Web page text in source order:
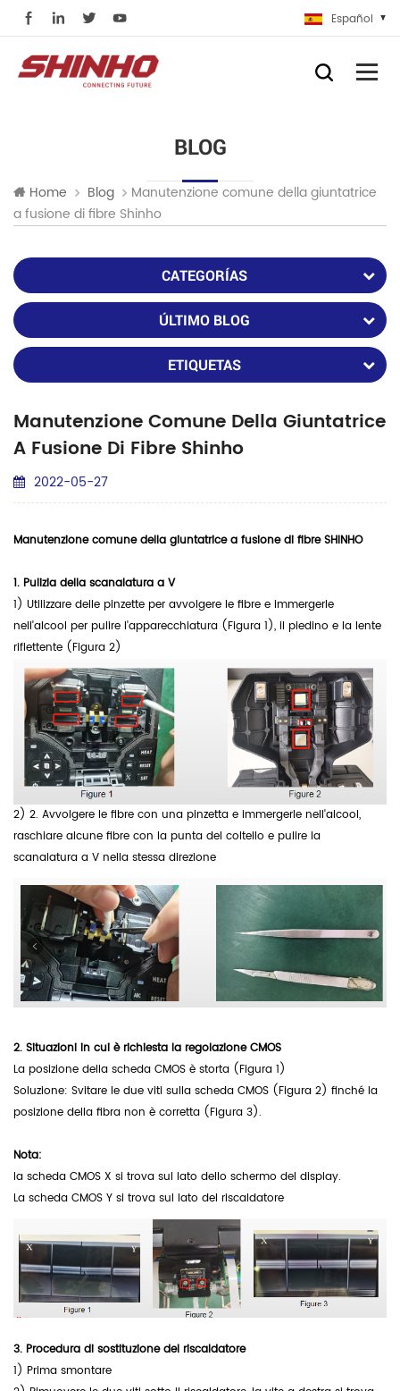
Español
BLOG
Home Blog
Manutenzione comune della giuntatrice
a fusione di fibre Shinho
CATEGORÍAS
ÚLTIMO BLOG
ETIQUETAS
Manutenzione Comune Della Giuntatrice
A Fusione Di Fibre Shinho
2022-05-27
Manutenzione comune della giuntatrice a fusione di fibre SHINHO
1. Pulizia della scanalatura a V
1) Utilizzare delle pinzette per avvolgere le fibre e immergerle
nell'alcool per pulire l'apparecchiatura (Figura 1), il piedino e la lente
riflettente (Figura 2)
2) 2. Avvolgere le fibre con una pinzetta e immergerle nell'alcool,
raschiare alcune fibre con la punta del coltello e pulire la
scanalatura a V nella stessa direzione
2. Situazioni in cui è richiesta la regolazione CMOS
La posizione della scheda CMOS è storta (Figura 1)
Soluzione: Svitare le due viti sulla scheda CMOS (Figura 2) finché la
posizione della fibra non è corretta (Figura 3).
Nota:
la scheda CMOS X si trova sul lato dello schermo del display.
La scheda CMOS Y si trova sul lato del riscaldatore
3. Procedura di sostituzione del riscaldatore
1) Prima smontare